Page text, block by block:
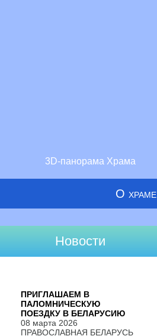
3D-панорама Храма
О храме
Новости
ПРИГЛАШАЕМ В
ПАЛОМНИЧЕСКУЮ
ПОЕЗДКУ В БЕЛАРУСИЮ
08 марта 2026
ПРАВОСЛАВНАЯ БЕЛАРУСЬ